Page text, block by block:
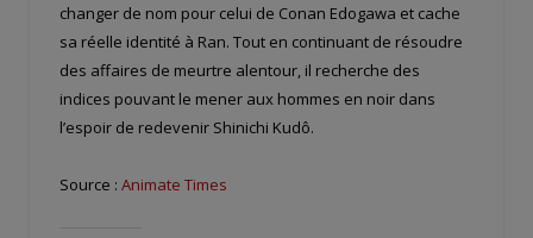
changer de nom pour celui de Conan Edogawa et cache
sa réelle identité à Ran. Tout en continuant de résoudre
des affaires de meurtre alentour, il recherche des
indices pouvant le mener aux hommes en noir dans
l’espoir de redevenir Shinichi Kudô.
Source : Animate Times